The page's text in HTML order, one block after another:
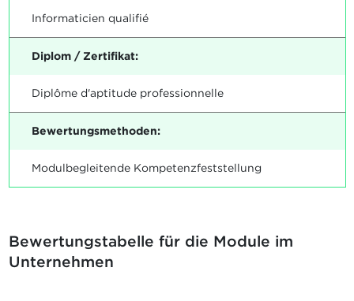
Informaticien qualifié
Diplom / Zertifikat:
Diplôme d'aptitude professionnelle
Bewertungsmethoden:
Modulbegleitende Kompetenzfeststellung
Bewertungstabelle für die Module im
Unternehmen